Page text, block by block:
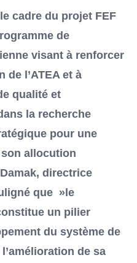
cadre du projet FEF
de
visant à renforcer
de l’ATEA et à
qualité et
la recherche
pour une
allocution
directrice
que »le
un pilier
du système de
de sa